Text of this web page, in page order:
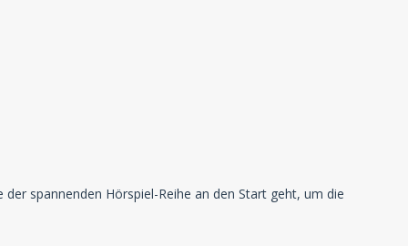
spannenden Hörspiel-Reihe an den Start geht, um die